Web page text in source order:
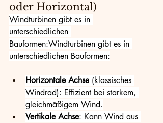
oder Horizontal)
Windturbinen gibt es in
unterschiedlichen
Bauformen:Windturbinen gibt es in
unterschiedlichen Bauformen:
Horizontale Achse (klassisches
Windrad): Effizient bei starkem,
gleichmäßigem Wind.
Vertikale Achse: Kann Wind aus